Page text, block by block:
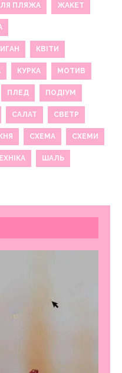
ПЛЯЖА ЖАКЕТ
КВІТИ
КУРКА МОТИВ
ПЛЕД ПОДІУМ
САЛАТ СВЕТР
СХЕМА СХЕМИ
ШАЛЬ